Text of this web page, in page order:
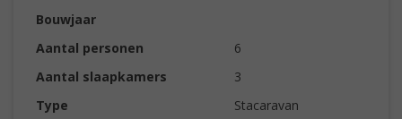
Bouwjaar
Aantal personen
6
Aantal slaapkamers
3
Type
Stacaravan